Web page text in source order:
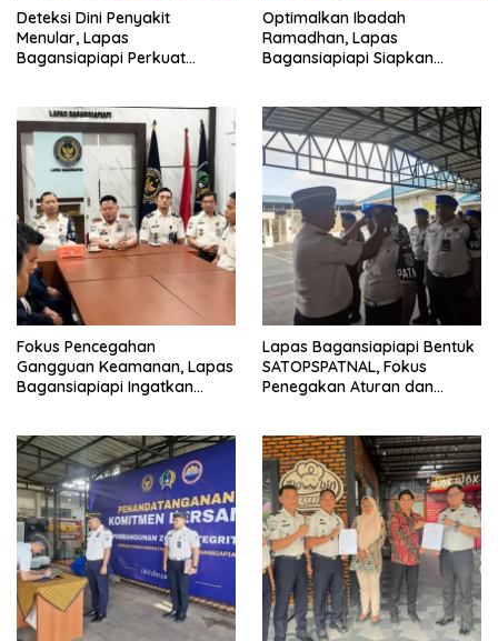
Deteksi Dini Penyakit
Menular, Lapas
Bagansiapiapi Perkuat
Optimalkan Ibadah
Ramadhan, Lapas
Bagansiapiapi Siapkan
Fokus Pencegahan
Gangguan Keamanan, Lapas
Bagansiapiapi Ingatkan
Lapas Bagansiapiapi Bentuk
SATOPSPATNAL, Fokus
Penegakan Aturan dan